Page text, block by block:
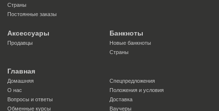
Страны
Постоянные заказы
Аксессуары
Продавцы
Банкноты
Новые банкноты
Страны
Главная
Домашняя
Спецпредложения
О нас
Положения и условия
Вопросы и ответы
Доставка
Обменные курсы
Ваучеры